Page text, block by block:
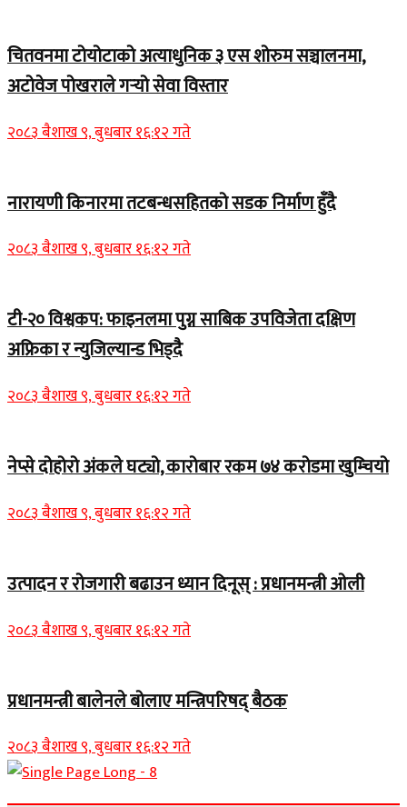
चितवनमा टोयोटाको अत्याधुनिक ३ एस शोरुम सञ्चालनमा,
अटोवेज पोखराले गर्‍यो सेवा विस्तार
२०८३ बैशाख ९, बुधबार १६:१२ गते
नारायणी किनारमा तटबन्धसहितको सडक निर्माण हुँदै
२०८३ बैशाख ९, बुधबार १६:१२ गते
टी-२० विश्वकप: फाइनलमा पुग्न साबिक उपविजेता दक्षिण
अफ्रिका र न्युजिल्यान्ड भिड्दै
२०८३ बैशाख ९, बुधबार १६:१२ गते
नेप्से दोहोरो अंकले घट्यो, कारोबार रकम ७४ करोडमा खुम्चियो
२०८३ बैशाख ९, बुधबार १६:१२ गते
उत्पादन र रोजगारी बढाउन ध्यान दिनूस् : प्रधानमन्त्री ओली
२०८३ बैशाख ९, बुधबार १६:१२ गते
प्रधानमन्त्री बालेनले बोलाए मन्त्रिपरिषद् बैठक
२०८३ बैशाख ९, बुधबार १६:१२ गते